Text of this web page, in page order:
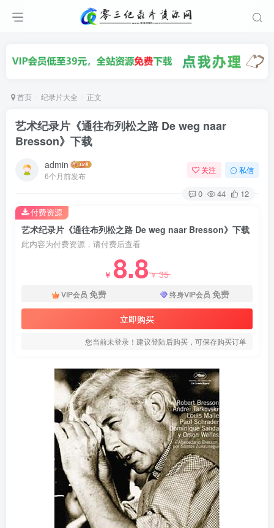
首页 纪录片大全 正文
艺术纪录片《通往布列松之路 De weg naar
Bresson》下载
admin
6个月前发布
关注 私信
0 44 12
艺术纪录片《通往布列松之路 De weg naar Bresson》下载
此内容为付费资源，请付费后查看
￥ 8.8￥35
VIP会员 免费 终身VIP会员 免费
立即购买
您当前未登录！建议登陆后购买，可保存购买订单
付费资源